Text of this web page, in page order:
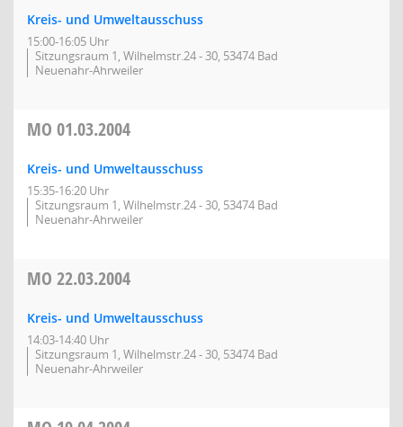
Kreis- und Umweltausschuss
15:00-16:05 Uhr
Sitzungsraum 1, Wilhelmstr.24 - 30, 53474 Bad
Neuenahr-Ahrweiler
MO 01.03.2004
Kreis- und Umweltausschuss
15:35-16:20 Uhr
Sitzungsraum 1, Wilhelmstr.24 - 30, 53474 Bad
Neuenahr-Ahrweiler
MO 22.03.2004
Kreis- und Umweltausschuss
14:03-14:40 Uhr
Sitzungsraum 1, Wilhelmstr.24 - 30, 53474 Bad
Neuenahr-Ahrweiler